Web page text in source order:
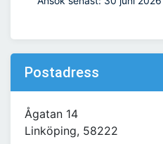
Postadress
Ågatan 14
Linköping, 58222